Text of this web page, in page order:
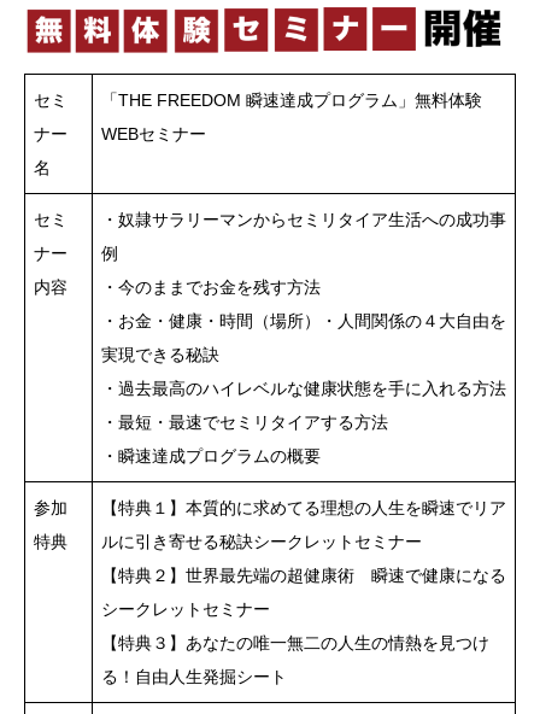
セミ
ナー
名
「THE FREEDOM 瞬速達成プログラム」無料体験
WEBセミナー
セミ
ナー
内容
・奴隷サラリーマンからセミリタイア生活への成功事
例
・今のままでお金を残す方法
・お金・健康・時間（場所）・人間関係の４大自由を
実現できる秘訣
・過去最高のハイレベルな健康状態を手に入れる方法
・最短・最速でセミリタイアする方法
・瞬速達成プログラムの概要
参加
特典
【特典１】本質的に求めてる理想の人生を瞬速でリア
ルに引き寄せる秘訣シークレットセミナー
【特典２】世界最先端の超健康術 瞬速で健康になる
シークレットセミナー
【特典３】あなたの唯一無二の人生の情熱を見つけ
る！自由人生発掘シート